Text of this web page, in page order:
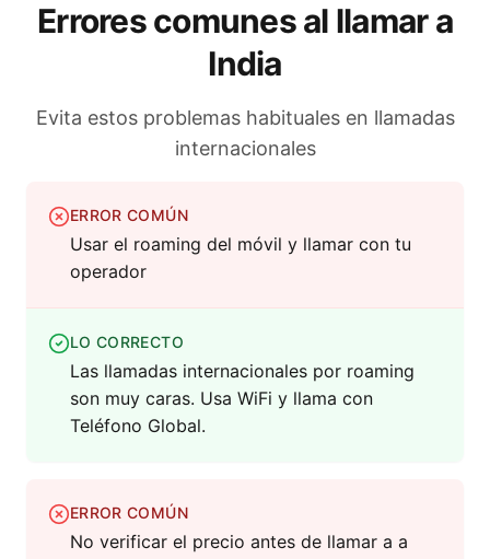
Errores comunes al llamar a
India
Evita estos problemas habituales en llamadas
internacionales
ERROR COMÚN
Usar el roaming del móvil y llamar con tu
operador
LO CORRECTO
Las llamadas internacionales por roaming
son muy caras. Usa WiFi y llama con
Teléfono Global.
ERROR COMÚN
No verificar el precio antes de llamar a a